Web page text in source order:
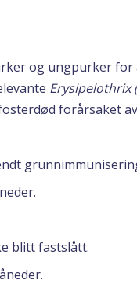
og ungpurker
Erysipelothrix
forårsaket
blitt fastslått.